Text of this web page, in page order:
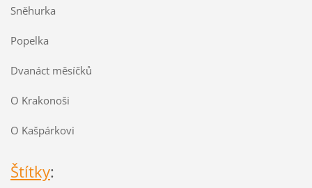
Sněhurka
Popelka
Dvanáct měsíčků
O Krakonoši
O Kašpárkovi
Štítky: